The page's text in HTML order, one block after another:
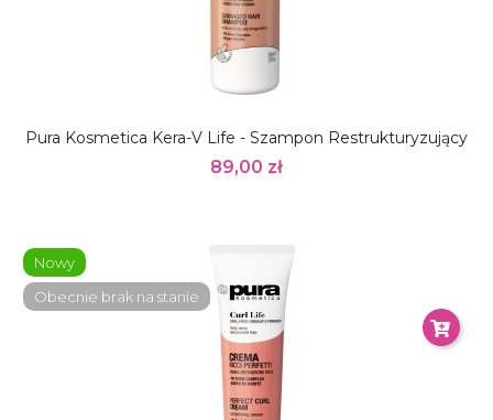
Pura Kosmetica Kera-V Life - Szampon Restrukturyzujący
89,00 zł
Nowy
Obecnie brak na stanie